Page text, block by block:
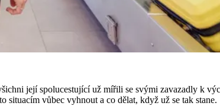
její spolucestující už mířili se svými zavazadly k
situacím vůbec vyhnout a co dělat, když už se tak stane.